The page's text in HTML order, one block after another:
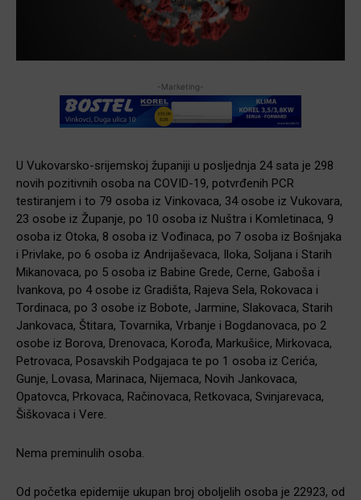
-Marketing-
U Vukovarsko-srijemskoj županiji u posljednja 24 sata je 298
novih pozitivnih osoba na COVID-19, potvrđenih PCR
testiranjem i to 79 osoba iz Vinkovaca, 34 osobe iz Vukovara,
23 osobe iz Županje, po 10 osoba iz Nuštra i Komletinaca, 9
osoba iz Otoka, 8 osoba iz Vođinaca, po 7 osoba iz Bošnjaka
i Privlake, po 6 osoba iz Andrijaševaca, Iloka, Soljana i Starih
Mikanovaca, po 5 osoba iz Babine Grede, Cerne, Gaboša i
Ivankova, po 4 osobe iz Gradišta, Rajeva Sela, Rokovaca i
Tordinaca, po 3 osobe iz Bobote, Jarmine, Slakovaca, Starih
Jankovaca, Štitara, Tovarnika, Vrbanje i Bogdanovaca, po 2
osobe iz Borova, Drenovaca, Korođa, Markušice, Mirkovaca,
Petrovaca, Posavskih Podgajaca te po 1 osoba iz Cerića,
Gunje, Lovasa, Marinaca, Nijemaca, Novih Jankovaca,
Opatovca, Prkovaca, Račinovaca, Retkovaca, Svinjarevaca,
Šiškovaca i Vere.
Nema preminulih osoba.
Od početka epidemije ukupan broj oboljelih osoba je 22923, od